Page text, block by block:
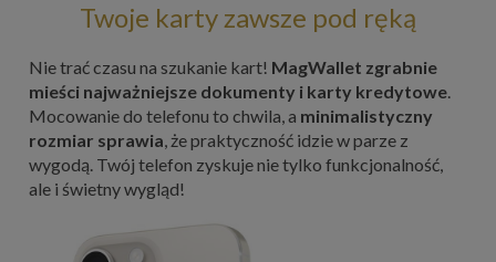
Twoje karty zawsze pod ręką
Nie trać czasu na szukanie kart! MagWallet zgrabnie
mieści najważniejsze dokumenty i karty kredytowe.
Mocowanie do telefonu to chwila, a minimalistyczny
rozmiar sprawia, że praktyczność idzie w parze z
wygodą. Twój telefon zyskuje nie tylko funkcjonalność,
ale i świetny wygląd!